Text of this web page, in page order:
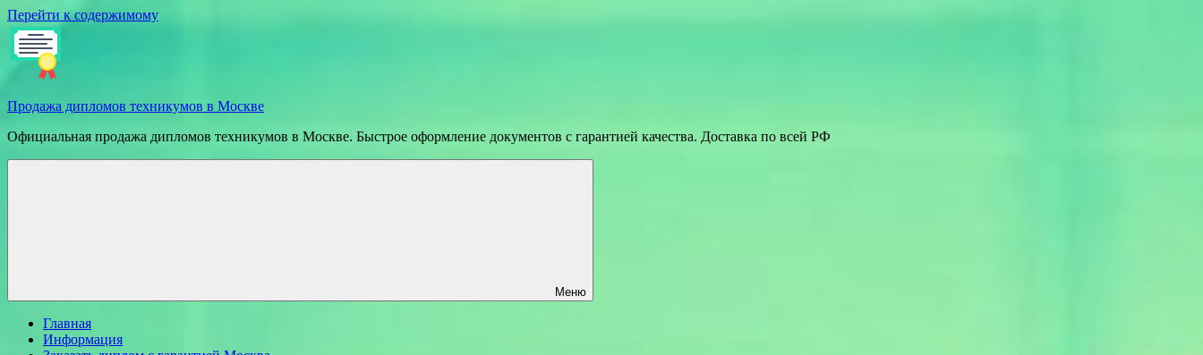
Перейти к содержимому
Продажа дипломов техникумов в Москве
Официальная продажа дипломов техникумов в Москве. Быстрое оформление документов с гарантией качества. Доставка по всей РФ
Меню
Главная
Информация